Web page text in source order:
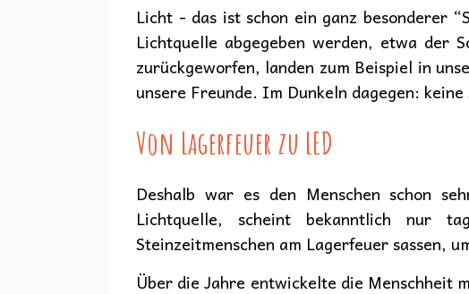
Licht - das ist schon ein ganz besonderer
Lichtquelle abgegeben werden, etwa der
zurückgeworfen, landen zum Beispiel in
unsere Freunde. Im Dunkeln dagegen:
Von Lagerfeuer zu LED
Deshalb war es den Menschen schon
Lichtquelle, scheint bekanntlich nur
Steinzeitmenschen am Lagerfeuer sassen,
Über die Jahre entwickelte die Menschheit